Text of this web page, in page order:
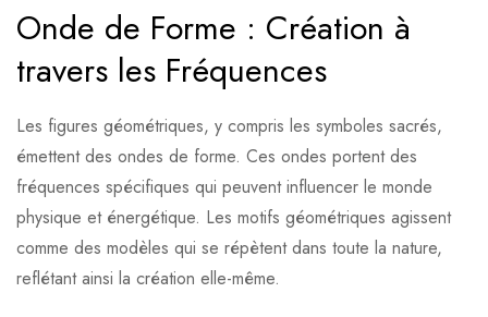
Onde de Forme : Création à
travers les Fréquences
Les figures géométriques, y compris les symboles sacrés,
émettent des ondes de forme. Ces ondes portent des
fréquences spécifiques qui peuvent influencer le monde
physique et énergétique. Les motifs géométriques agissent
comme des modèles qui se répètent dans toute la nature,
reflétant ainsi la création elle-même.